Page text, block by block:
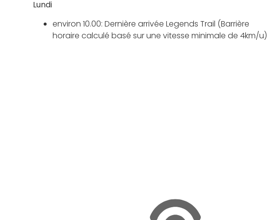
Lundi
environ 10.00: Dernière arrivée Legends Trail (Barrière
horaire calculé basé sur une vitesse minimale de 4km/u)